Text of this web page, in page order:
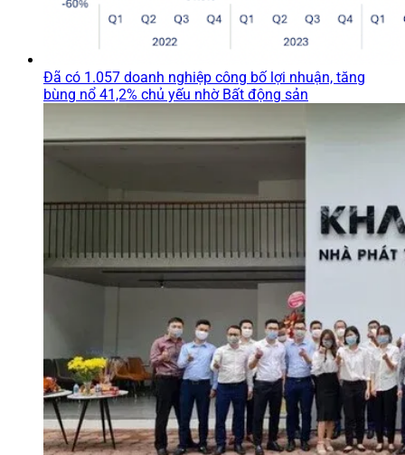
Đã có 1.057 doanh nghiệp công bố lợi nhuận, tăng
bùng nổ 41,2% chủ yếu nhờ Bất động sản